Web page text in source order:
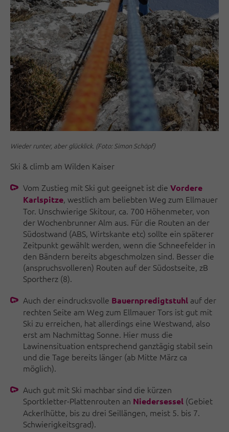
Wieder runter, aber glücklick. (Foto: Simon Schöpf)
Ski & climb am Wilden Kaiser
Vom Zustieg mit Ski gut geeignet ist die Vordere
Karlspitze, westlich am beliebten Weg zum Ellmauer
Tor. Unschwierige Skitour, ca. 700 Höhenmeter, von
der Wochenbrunner Alm aus. Für die Routen an der
Südostwand (ABS, Wirtskante etc) sollte ein späterer
Zeitpunkt gewählt werden, wenn die Schneefelder in
den Bändern bereits abgeschmolzen sind. Besser die
(anspruchsvolleren) Routen auf der Südostseite, zB
Sportherz (8).
Auch der eindrucksvolle Bauernpredigtstuhl auf der
rechten Seite am Weg zum Ellmauer Tors ist gut mit
Ski zu erreichen, hat allerdings eine Westwand, also
erst am Nachmittag Sonne. Hier muss die
Lawinensituation entsprechend ganztägig stabil sein
und die Tage bereits länger (ab Mitte März ca
möglich).
Auch gut mit Ski machbar sind die kürzen
Sportkletter-Plattenrouten an Niedersessel (Gebiet
Ackerlhütte, bis zu drei Seillängen, meist 5. bis 7.
Schwierigkeitsgrad).